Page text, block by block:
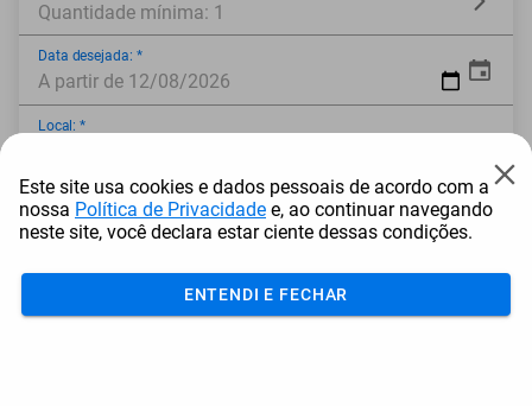
Quantidade mínima: 1
Data desejada: *
A partir de 12/08/2026
Local: *
* Campo obrigatório
Adicionar ao carrinho
Este site usa cookies e dados pessoais de acordo com a
nossa Política de Privacidade e, ao continuar navegando
neste site, você declara estar ciente dessas condições.
ENTENDI E FECHAR